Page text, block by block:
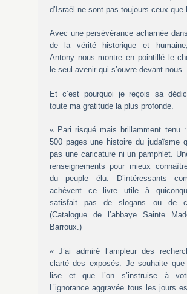
d’Israël ne sont pas toujours ceux que
Avec une persévérance acharnée
de la vérité historique et
Antony nous montre en pointillé le
le seul avenir qui s’ouvre devant nous.
Et c’est pourquoi je reçois sa
toute ma gratitude la plus profonde.
« Pari risqué mais brillamment tenu
500 pages une histoire du judaïsme
pas une caricature ni un pamphlet.
renseignements pour mieux
du peuple élu. D’intéressants
achèvent ce livre utile à
satisfait pas de slogans ou de
(Catalogue de l’abbaye Sainte
Barroux.)
« J’ai admiré l’ampleur des
clarté des exposés. Je souhaite que
lise et que l’on s’instruise à
L’ignorance aggravée tous les jours